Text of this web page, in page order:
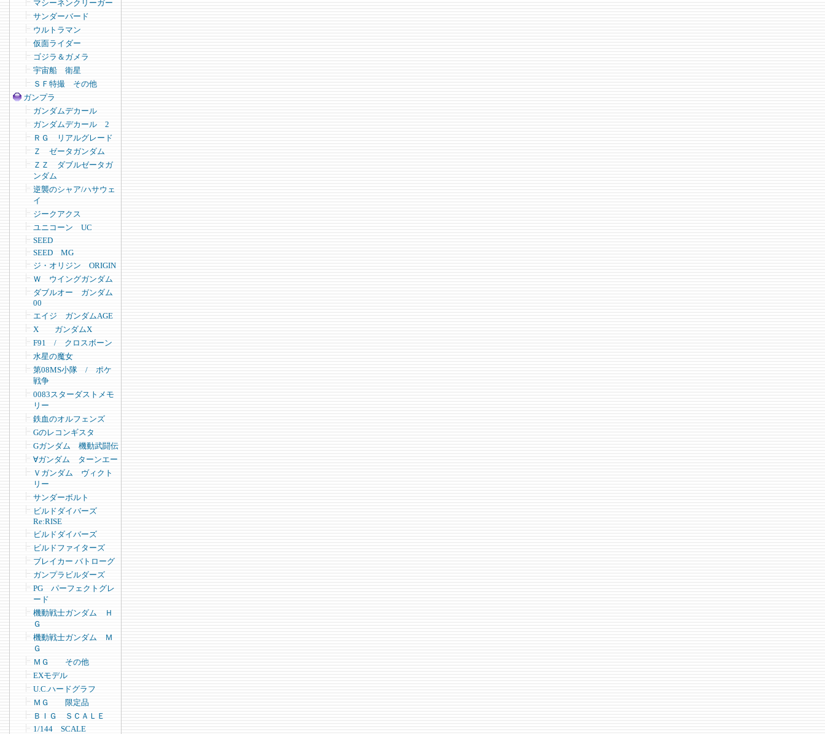
マシーネンクリーガー
サンダーバード
ウルトラマン
仮面ライダー
ゴジラ＆ガメラ
宇宙船 衛星
ＳＦ特撮 その他
ガンプラ
ガンダムデカール
ガンダムデカール 2
ＲＧ リアルグレード
Ｚ ゼータガンダム
ＺＺ ダブルゼータガ
ンダム
逆襲のシャア/ハサウェ
イ
ジークアクス
ユニコーン UC
SEED
SEED MG
ジ・オリジン ORIGIN
Ｗ ウイングガンダム
ダブルオー ガンダム
00
エイジ ガンダムAGE
X ガンダムX
F91 / クロスボーン
水星の魔女
第08MS小隊 / ポケ
戦争
0083スターダストメモ
リー
鉄血のオルフェンズ
Gのレコンギスタ
Gガンダム 機動武闘伝
∀ガンダム ターンエー
Ｖガンダム ヴィクト
リー
サンダーボルト
ビルドダイバーズ
Re:RISE
ビルドダイバーズ
ビルドファイターズ
ブレイカー バトローグ
ガンプラビルダーズ
PG パーフェクトグレ
ード
機動戦士ガンダム Ｈ
Ｇ
機動戦士ガンダム Ｍ
Ｇ
ＭＧ その他
EXモデル
U.C.ハードグラフ
ＭＧ 限定品
ＢＩＧ ＳＣＡＬＥ
1/144 SCALE